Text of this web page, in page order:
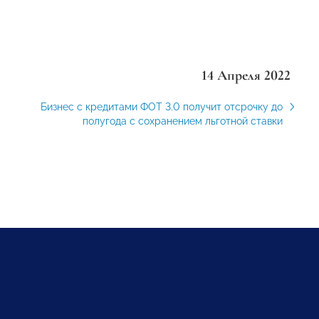
14 Апреля 2022
Бизнес с кредитами ФОТ 3.0 получит отсрочку до
полугода с сохранением льготной ставки